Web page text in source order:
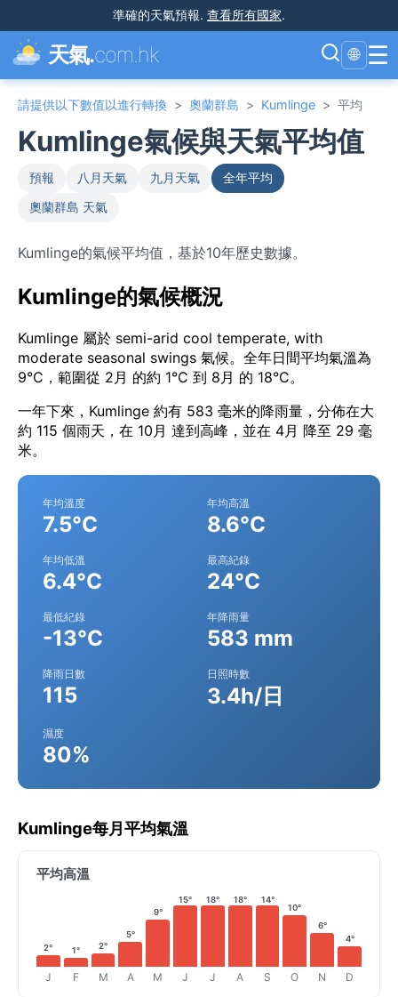
準確的天氣預報. 查看所有國家.
天氣.com.hk 🌐 ☰
請提供以下數值以進行轉換 > 奧蘭群島 > Kumlinge > 平均
Kumlinge氣候與天氣平均值
預報 八月天氣 九月天氣
全年平均
奧蘭群島 天氣
Kumlinge的氣候平均值，基於10年歷史數據。
Kumlinge的氣候概況
Kumlinge 屬於 semi-arid cool temperate, with
moderate seasonal swings 氣候。全年日間平均氣溫為
9°C，範圍從 2月 的約 1°C 到 8月 的 18°C。
一年下來，Kumlinge 約有 583 毫米的降雨量，分佈在大
約 115 個雨天，在 10月 達到高峰，並在 4月 降至 29 毫
米。
年均溫度
7.5°C
年均高溫
8.6°C
年均低溫
6.4°C
最高紀錄
24°C
最低紀錄
-13°C
年降雨量
583 mm
降雨日數
115
日照時數
3.4h/日
濕度
80%
Kumlinge每月平均氣溫
平均高溫
2°
J
1°
F
2°
M
5°
A
9°
M
15°
J
18°
J
18°
A
14°
S
10°
O
6°
N
4°
D